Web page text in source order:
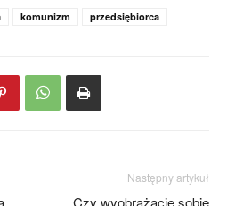
komunizm przedsiębiorca
Następny artykuł
Czy wyobrażacie sobie